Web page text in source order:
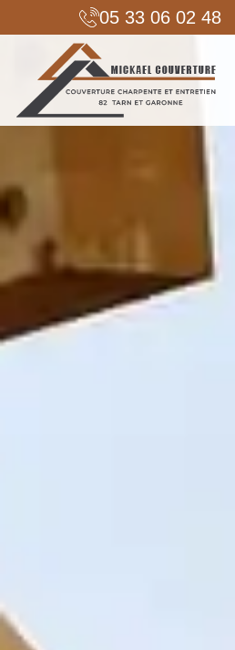
05 33 06 02 48